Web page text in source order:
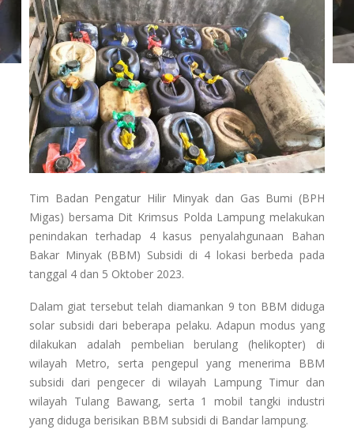
Tim Badan Pengatur Hilir Minyak dan Gas Bumi (BPH
Migas) bersama Dit Krimsus Polda Lampung melakukan
penindakan terhadap 4 kasus penyalahgunaan Bahan
Bakar Minyak (BBM) Subsidi di 4 lokasi berbeda pada
tanggal 4 dan 5 Oktober 2023.
Dalam giat tersebut telah diamankan 9 ton BBM diduga
solar subsidi dari beberapa pelaku. Adapun modus yang
dilakukan adalah pembelian berulang (helikopter) di
wilayah Metro, serta pengepul yang menerima BBM
subsidi dari pengecer di wilayah Lampung Timur dan
wilayah Tulang Bawang, serta 1 mobil tangki industri
yang diduga berisikan BBM subsidi di Bandar lampung.